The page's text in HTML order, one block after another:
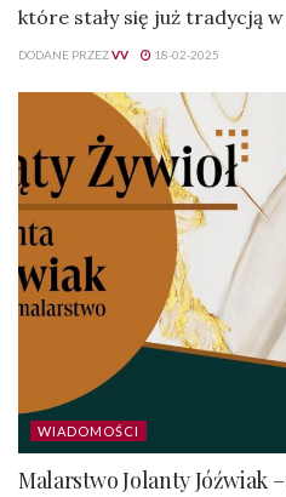
które stały się już tradycją
DODANE PRZEZVV 18-02-2025
WIADOMOŚCI
Malarstwo Jolanty Jóźwiak